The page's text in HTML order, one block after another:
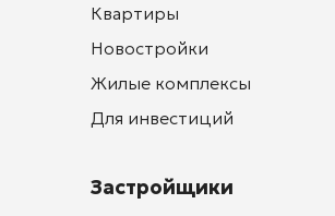
Квартиры
Новостройки
Жилые комплексы
Для инвестиций
Застройщики